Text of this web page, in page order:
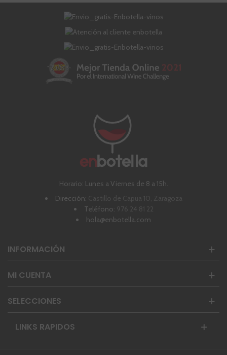
Horario: Lunes a Viernes de 8 a 15h.
Dirección: Castillo de Capua 10, Zaragoza
Teléfono: 976 24 81 22
hola@enbotella.com
INFORMACIÓN
MI CUENTA
SELECCIONES
LINKS RAPIDOS